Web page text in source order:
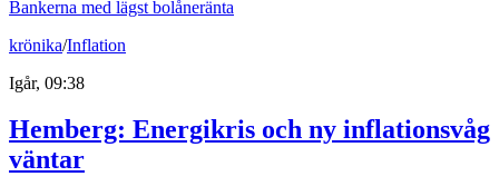
Bankerna med lägst bolåneränta
krönika/Inflation
Igår, 09:38
Hemberg: Energikris och ny inflationsvåg
väntar